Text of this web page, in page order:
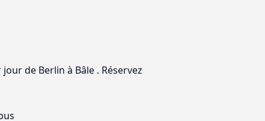
de Berlin à Bâle . Réservez